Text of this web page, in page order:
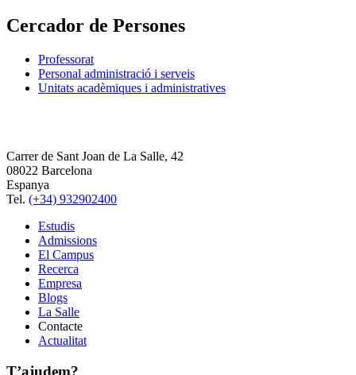
Cercador de Persones
Professorat
Personal administració i serveis
Unitats acadèmiques i administratives
Carrer de Sant Joan de La Salle, 42
08022 Barcelona
Espanya
Tel. (+34) 932902400
Estudis
Admissions
El Campus
Recerca
Empresa
Blogs
La Salle
Contacte
Actualitat
T’ajudem?